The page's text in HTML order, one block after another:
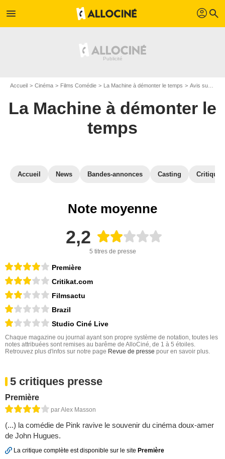
menu profil search
Accueil Cinéma Films Comédie La Machine à démonter le temps Avis sur le film La Machine à démonter le temps
La Machine à démonter le
temps
Accueil News Bandes-annonces Casting
Note moyenne
2,2
5 titres de presse
Première
Critikat.com
Filmsactu
Brazil
Studio Ciné Live
Chaque magazine ou journal ayant son propre système de notation, toutes les
notes attribuées sont remises au barême de AlloCiné, de 1 à 5 étoiles.
Retrouvez plus d'infos sur notre page Revue de presse pour en savoir plus.
5 critiques presse
Première
par Alex Masson
(...) la comédie de Pink ravive le souvenir du cinéma doux-amer
de John Hugues.
La critique complète est disponible sur le site Première